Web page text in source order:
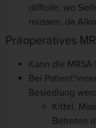
difficile, wo
müssen, da
Präoperatives
Kann die
Bei
Besiedlung
Kittel,
Betreten